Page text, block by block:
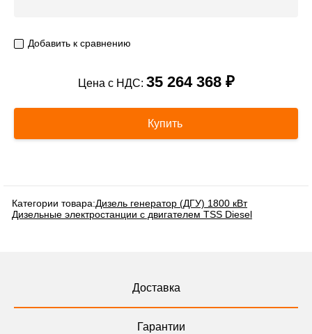
Добавить к сравнению
Цена с НДС: 35 264 368 ₽
Купить
Категории товара:Дизель генератор (ДГУ) 1800 кВт
Дизельные электростанции с двигателем TSS Diesel
Доставка
Гарантии